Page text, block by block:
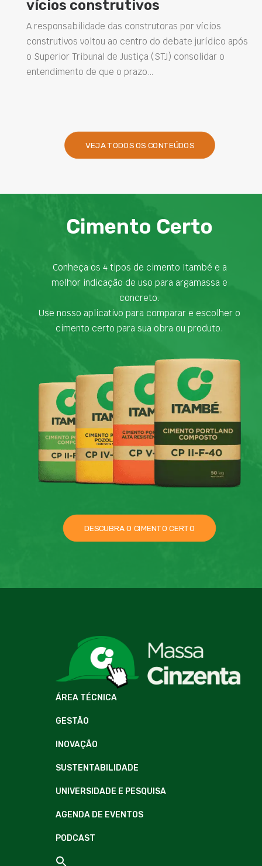
vícios construtivos
A responsabilidade das construtoras por vícios
construtivos voltou ao centro do debate jurídico após
o Superior Tribunal de Justiça (STJ) consolidar o
entendimento de que o prazo…
VEJA TODOS OS CONTEÚDOS
Cimento Certo
Conheça os 4 tipos de cimento Itambé e a
melhor indicação de uso para argamassa e
concreto.
Use nosso aplicativo para comparar e escolher o
cimento certo para sua obra ou produto.
DESCUBRA O CIMENTO CERTO
ÁREA TÉCNICA
GESTÃO
INOVAÇÃO
SUSTENTABILIDADE
UNIVERSIDADE E PESQUISA
AGENDA DE EVENTOS
PODCAST